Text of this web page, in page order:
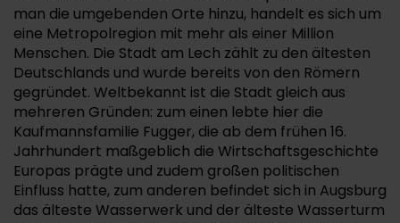
man die umgebenden Orte hinzu, handelt es sich um
eine Metropolregion mit mehr als einer Million
Menschen. Die Stadt am Lech zählt zu den ältesten
Deutschlands und wurde bereits von den Römern
gegründet. Weltbekannt ist die Stadt gleich aus
mehreren Gründen: zum einen lebte hier die
Kaufmannsfamilie Fugger, die ab dem frühen 16.
Jahrhundert maßgeblich die Wirtschaftsgeschichte
Europas prägte und zudem großen politischen
Einfluss hatte, zum anderen befindet sich in Augsburg
das älteste Wasserwerk und der älteste Wasserturm